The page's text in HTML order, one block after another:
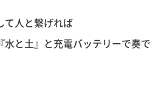
人と繋げれば
と土』と充電バッテリーで奏で